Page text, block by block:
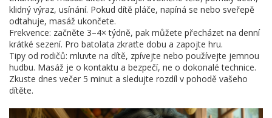
klidný výraz, usínání. Pokud dítě pláče, napíná se nebo sveřepě
odtahuje, masáž ukončete.
Frekvence: začněte 3–4× týdně, pak můžete přecházet na denní
krátké sezení. Pro batolata zkraťte dobu a zapojte hru.
Tipy od rodičů: mluvte na dítě, zpívejte nebo používejte jemnou
hudbu. Masáž je o kontaktu a bezpečí, ne o dokonalé technice.
Zkuste dnes večer 5 minut a sledujte rozdíl v pohodě vašeho
dítěte.